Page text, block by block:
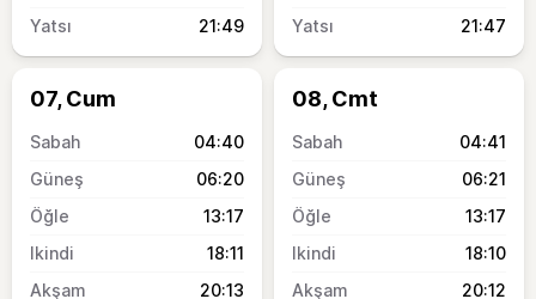
21:49
21:47
07, Cum
04:40
06:20
13:17
18:11
20:13
08, Cmt
04:41
06:21
13:17
18:10
20:12